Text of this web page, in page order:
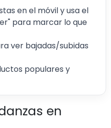
en el móvil y usa el
para marcar lo que
ver bajadas/subidas
populares y
en